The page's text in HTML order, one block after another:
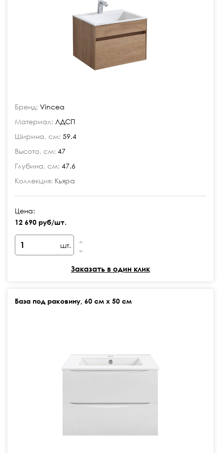
Бренд: Vincea
Материал: ЛДСП
Ширина, см: 59.4
Высота, см: 47
Глубина, см: 47.6
Коллекция: Кьяра
Цена:
12 690 руб/шт.
шт.
Заказать в один клик
База под раковину, 60 см х 50 см